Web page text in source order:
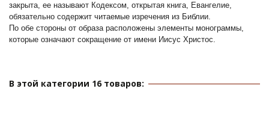
закрыта, ее называют Кодексом, открытая книга, Евангелие,
обязательно содержит читаемые изречения из Библии.
По обе стороны от образа расположены элементы монограммы,
которые означают сокращение от имени Иисус Христос.
В этой категории 16 товаров: